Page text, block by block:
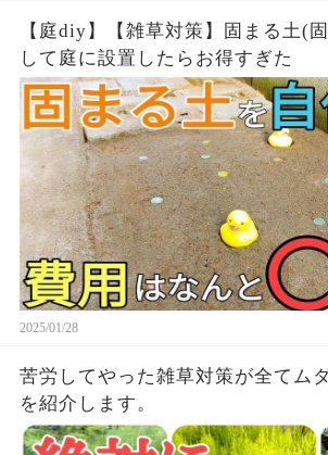
【庭diy】【雑草対策】固まる土(
して庭に設置したらお得すぎた
2025/01/28
苦労してやった雑草対策が全てム
を紹介します。